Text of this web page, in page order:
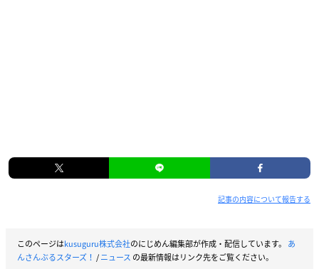
記事の内容について報告する
このページはkusuguru株式会社のにじめん編集部が作成・配信しています。 あ
んさんぶるスターズ！ /ニュース の最新情報はリンク先をご覧ください。